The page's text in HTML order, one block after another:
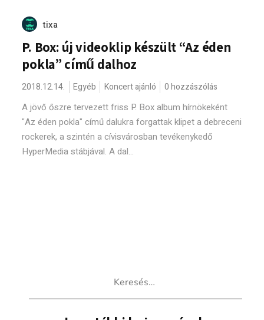
tixa
P. Box: új videoklip készült “Az éden
pokla” című dalhoz
2018.12.14. Egyéb Koncert ajánló 0 hozzászólás
A jövő őszre tervezett friss P. Box album hírnökeként
"Az éden pokla" című dalukra forgattak klipet a debreceni
rockerek, a szintén a cívisvárosban tevékenykedő
HyperMedia stábjával. A dal...